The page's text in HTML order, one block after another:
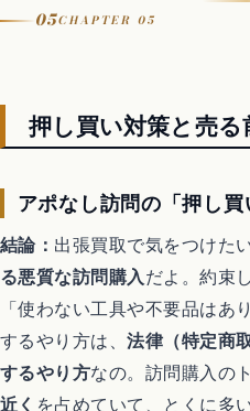
05CHAPTER 05
押し買い対策と売る
アポなし訪問の「押し
結論： 出張買取で気をつけたい
る悪質な訪問購入だよ。約束
「使わない工具や不要品はあ
するやり方は、法律（特定商
するやり方なの。訪問購入の
近く を占めていて、とくに多